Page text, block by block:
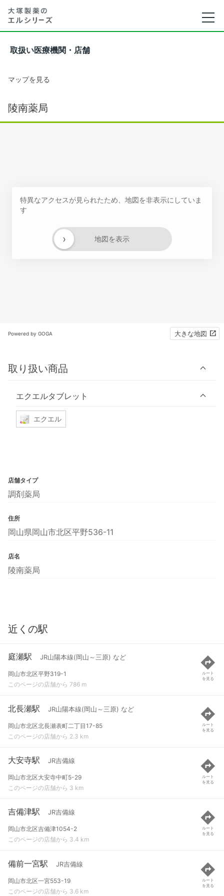
取扱い医療機関・店舗
マップを見る
陵南薬局
特異なアクセスが見られたため、地図を非表示にしていま
す
地図を表示
›
Powered by GOGA 大きな地図
取り扱い商品
エクエルタブレット
エクエル
店舗タイプ
調剤薬局
住所
岡山県岡山市北区平野536-11
店名
陵南薬局
近くの駅
庭瀬駅 JR山陽本線(岡山～三原) など
岡山市北区平野319-1
このページの店舗から 786 m
ルート
を見る
北長瀬駅 JR山陽本線(岡山～三原) など
岡山市北区北長瀬表町二丁目17-85
このページの店舗から 2.3 km
ルート
を見る
大安寺駅 JR吉備線
岡山市北区大安寺中町5-29
このページの店舗から 3 km
ルート
を見る
吉備津駅 JR吉備線
岡山市北区吉備津1054-2
このページの店舗から 3.4 km
ルート
を見る
備前一宮駅 JR吉備線
岡山市北区一宮553-19
このページの店舗から 3.6 km
ルート
を見る